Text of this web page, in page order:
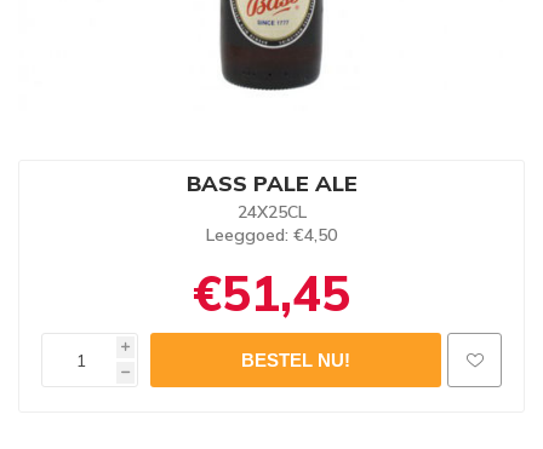
BASS PALE ALE
24X25CL
Leeggoed: €4,50
€51,45
i
h